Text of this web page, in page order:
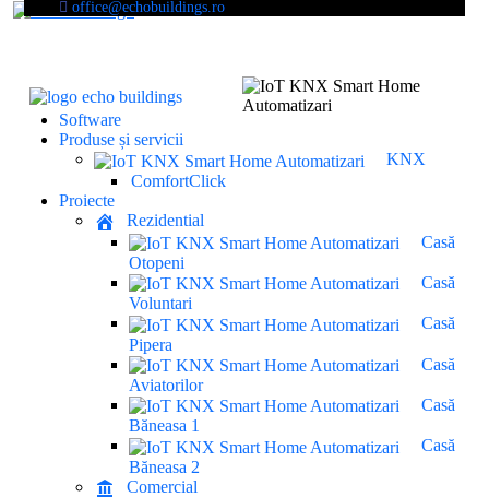
office@echobuildings.ro
Software
Produse și servicii
KNX
ComfortClick
Proiecte
Rezidential
Casă
Otopeni
Casă
Voluntari
Casă
Pipera
Casă
Aviatorilor
Casă
Băneasa 1
Casă
Băneasa 2
Comercial